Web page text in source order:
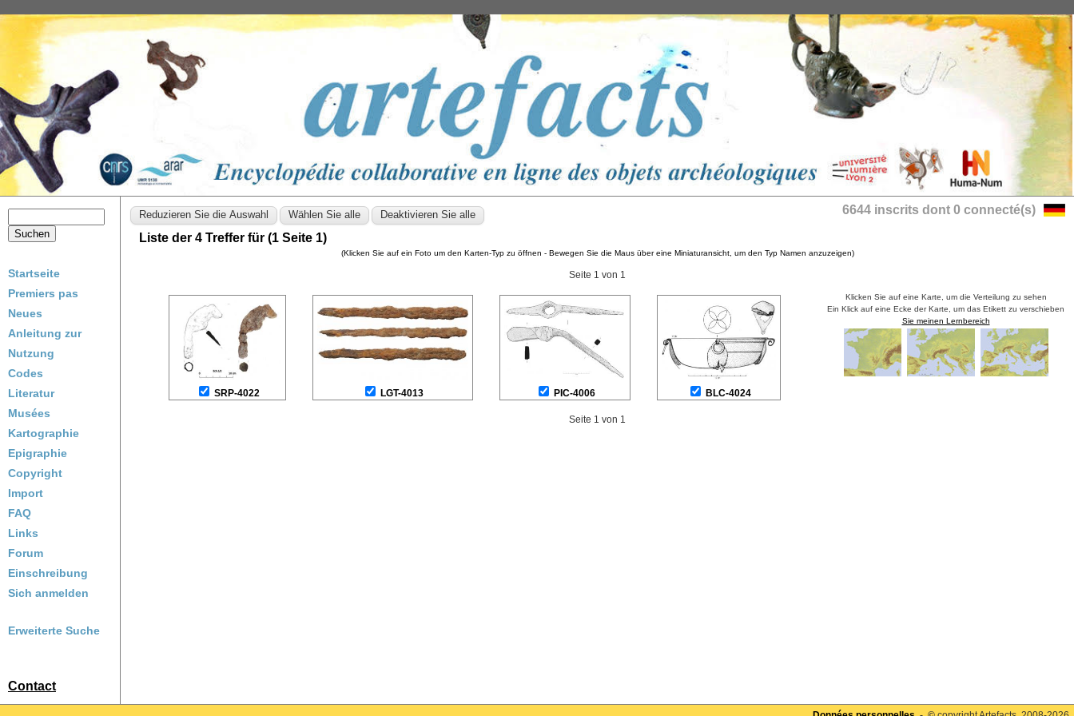
Startseite
Premiers pas
Neues
Anleitung zur
Nutzung
Codes
Literatur
Musées
Kartographie
Epigraphie
Copyright
Import
FAQ
Links
Forum
Einschreibung
Sich anmelden
Erweiterte Suche
Contact
6644 inscrits dont 0 connecté(s)
Liste der 4 Treffer für (1 Seite 1)
(Klicken Sie auf ein Foto um den Karten-Typ zu öffnen - Bewegen Sie die Maus über eine Miniaturansicht, um den Typ Namen anzuzeigen)
Seite 1 von 1
Klicken Sie auf eine Karte, um die Verteilung zu sehen
Ein Klick auf eine Ecke der Karte, um das Etikett zu verschieben
Sie meinen Lernbereich
SRP-4022 LGT-4013 PIC-4006 BLC-4024
Seite 1 von 1